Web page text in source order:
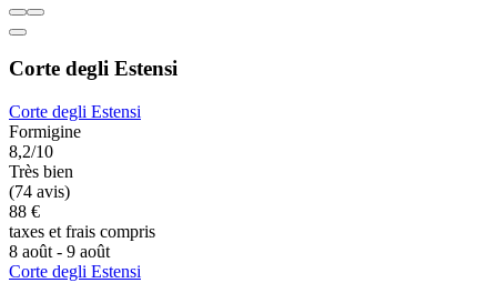
Corte degli Estensi
Corte degli Estensi
Formigine
8,2/10
Très bien
(74 avis)
88 €
taxes et frais compris
8 août - 9 août
Corte degli Estensi